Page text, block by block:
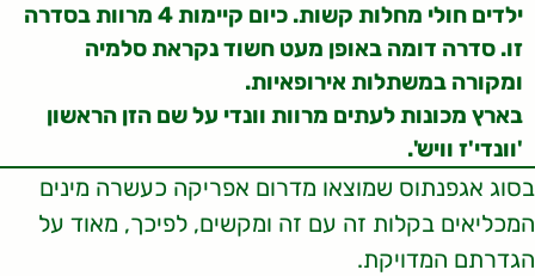
ילדים חולי מחלות קשות. כיום קיימות 4 מרוות בסדרה
זו. סדרה דומה באופן מעט חשוד נקראת סלמיה
ומקורה במשתלות אירופאיות.
בארץ מכונות לעתים מרוות וונדי על שם הזן הראשון
'וונדי'ז וויש'.
בסוג אגפנתוס שמוצאו מדרום אפריקה כעשרה מינים
המכליאים בקלות זה עם זה ומקשים, לפיכך, מאוד על
הגדרתם המדויקת.